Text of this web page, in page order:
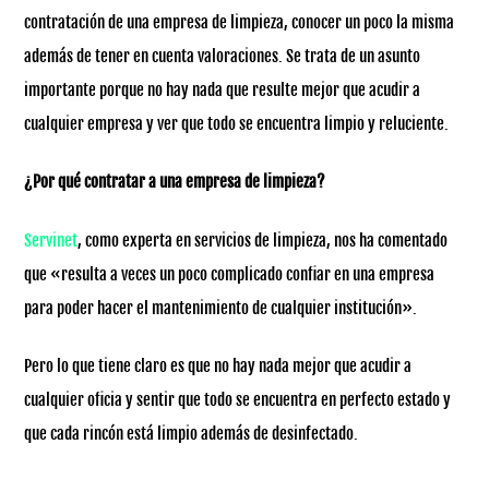
contratación de una empresa de limpieza, conocer un poco la misma
además de tener en cuenta valoraciones. Se trata de un asunto
importante porque no hay nada que resulte mejor que acudir a
cualquier empresa y ver que todo se encuentra limpio y reluciente.
¿Por qué contratar a una empresa de limpieza?
Servinet, como experta en servicios de limpieza, nos ha comentado
que «resulta a veces un poco complicado confiar en una empresa
para poder hacer el mantenimiento de cualquier institución».
Pero lo que tiene claro es que no hay nada mejor que acudir a
cualquier oficia y sentir que todo se encuentra en perfecto estado y
que cada rincón está limpio además de desinfectado.